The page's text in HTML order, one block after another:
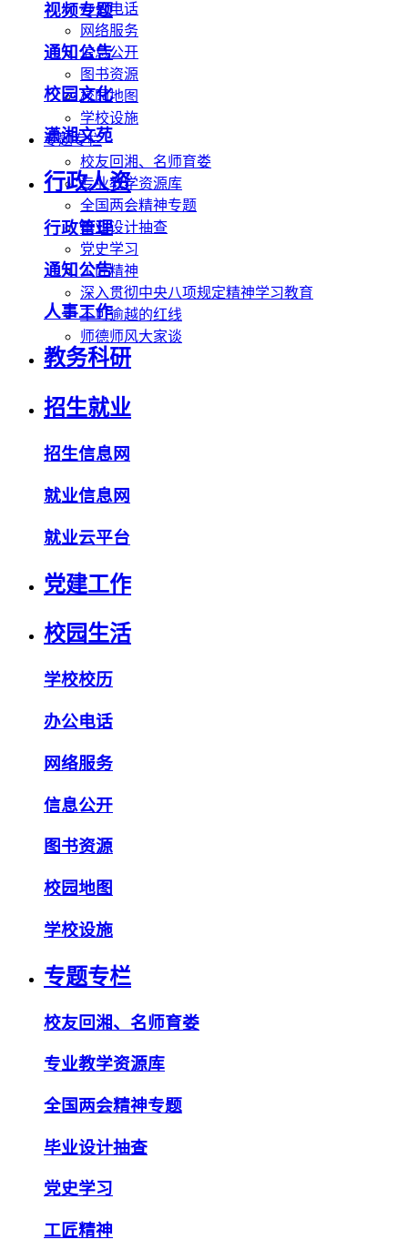
办公电话
网络服务
信息公开
图书资源
校园地图
学校设施
专题专栏
校友回湘、名师育娄
专业教学资源库
全国两会精神专题
毕业设计抽查
党史学习
工匠精神
深入贯彻中央八项规定精神学习教育
不可逾越的红线
师德师风大家谈
视频专题
通知公告
校园文化
潇湘文苑
行政人资
行政管理
通知公告
人事工作
教务科研
招生就业
招生信息网
就业信息网
就业云平台
党建工作
校园生活
学校校历
办公电话
网络服务
信息公开
图书资源
校园地图
学校设施
专题专栏
校友回湘、名师育娄
专业教学资源库
全国两会精神专题
毕业设计抽查
党史学习
工匠精神